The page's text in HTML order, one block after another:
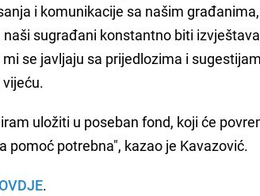
i komunikacije sa našim
sugrađani konstantno biti
se javljaju sa prijedlozima i
uložiti u poseban fond, koji će
pomoć potrebna", kazao je Kavazović.
OVDJE.